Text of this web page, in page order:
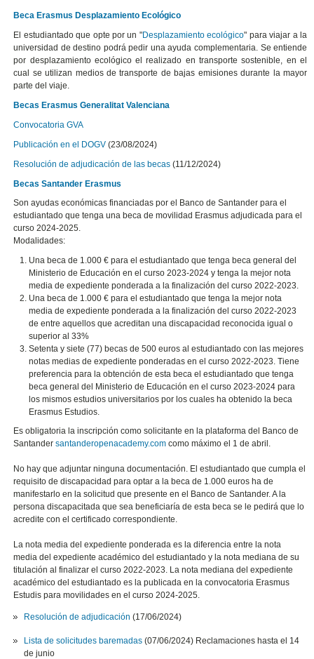
Beca Erasmus Desplazamiento Ecológico
El estudiantado que opte por un "Desplazamiento ecológico" para viajar a la
universidad de destino podrá pedir una ayuda complementaria. Se entiende
por desplazamiento ecológico el realizado en transporte sostenible, en el
cual se utilizan medios de transporte de bajas emisiones durante la mayor
parte del viaje.
Becas Erasmus Generalitat Valenciana
Convocatoria GVA
Publicación en el DOGV (23/08/2024)
Resolución de adjudicación de las becas (11/12/2024)
Becas Santander Erasmus
Son ayudas económicas financiadas por el Banco de Santander para el
estudiantado que tenga una beca de movilidad Erasmus adjudicada para el
curso 2024-2025.
Modalidades:
Una beca de 1.000 € para el estudiantado que tenga beca general del
Ministerio de Educación en el curso 2023-2024 y tenga la mejor nota
media de expediente ponderada a la finalización del curso 2022-2023.
Una beca de 1.000 € para el estudiantado que tenga la mejor nota
media de expediente ponderada a la finalización del curso 2022-2023
de entre aquellos que acreditan una discapacidad reconocida igual o
superior al 33%
Setenta y siete (77) becas de 500 euros al estudiantado con las mejores
notas medias de expediente ponderadas en el curso 2022-2023. Tiene
preferencia para la obtención de esta beca el estudiantado que tenga
beca general del Ministerio de Educación en el curso 2023-2024 para
los mismos estudios universitarios por los cuales ha obtenido la beca
Erasmus Estudios.
Es obligatoria la inscripción como solicitante en la plataforma del Banco de
Santandersantanderopenacademy.com como máximo el 1 de abril.
No hay que adjuntar ninguna documentación. El estudiantado que cumpla el
requisito de discapacidad para optar a la beca de 1.000 euros ha de
manifestarlo en la solicitud que presente en el Banco de Santander. A la
persona discapacitada que sea beneficiaría de esta beca se le pedirá que lo
acredite con el certificado correspondiente.
La nota media del expediente ponderada es la diferencia entre la nota
media del expediente académico del estudiantado y la nota mediana de su
titulación al finalizar el curso 2022-2023. La nota mediana del expediente
académico del estudiantado es la publicada en la convocatoria Erasmus
Estudis para movilidades en el curso 2024-2025.
Resolución de adjudicación (17/06/2024)
Lista de solicitudes baremadas (07/06/2024) Reclamaciones hasta el 14
de junio